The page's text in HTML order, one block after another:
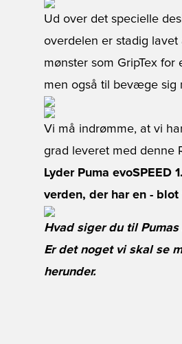
Ud over det specielle
overdelen er stadig
mønster som GripTex
men også til bevæge sig
Vi må indrømme, at vi
grad leveret med denne
Lyder Puma
verden, der har en - blot
Hvad siger du til Pumas
Er det noget vi skal se
herunder.